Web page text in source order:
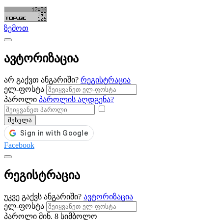
ზემოთ
ავტორიზაცია
არ გაქვთ ანგარიში? რეგისტრაცია
ელ-ფოსტა
პაროლი პაროლის აღდგენა?
შესვლა
Facebook
რეგისტრაცია
უკვე გაქვს ანგარიში? ავტორიზაცია
ელ-ფოსტა
პაროლი მინ. 8 სიმბოლო